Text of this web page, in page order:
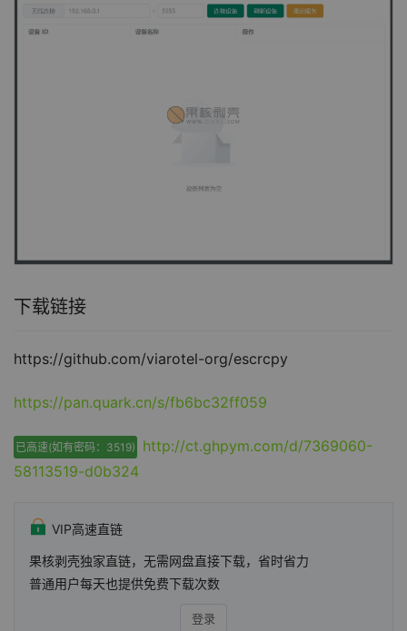
下载链接
https://github.com/viarotel-org/escrcpy
https://pan.quark.cn/s/fb6bc32ff059
已高速(如有密码：3519)
http://ct.ghpym.com/d/7369060-
58113519-d0b324
VIP高速直链
果核剥壳独家直链，无需网盘直接下载，省时省力
普通用户每天也提供免费下载次数
登录